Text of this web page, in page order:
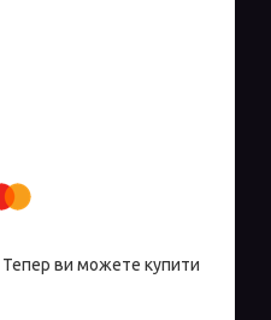
Тепер ви можете купити